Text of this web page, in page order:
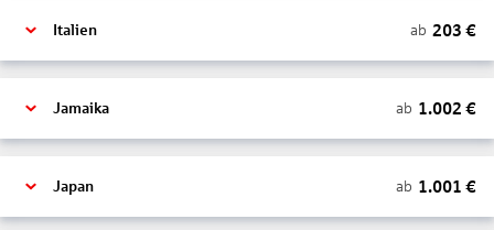
Italien ab 203 €
Jamaika ab 1.002 €
Japan ab 1.001 €